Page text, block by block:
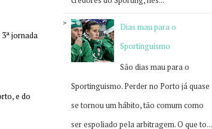
jornada
e do
Dias mau para o
Sportinguismo
São dias mau para o
Sportinguismo. Perder no Porto já quase
se tornou um hábito, tão comum como
ser espoliado pela arbitragem. O que to...